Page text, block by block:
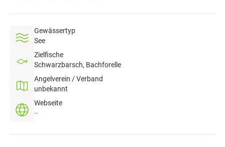
Gewässertyp
See
Zielfische
Schwarzbarsch, Bachforelle
Angelverein / Verband
unbekannt
Webseite
--